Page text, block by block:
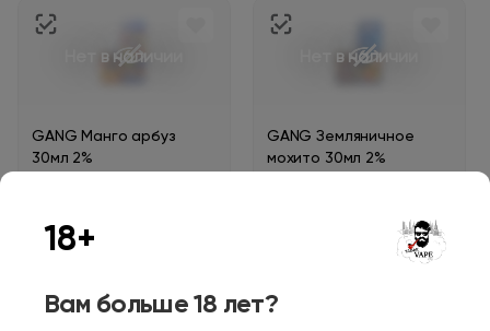
Нет в наличии
GANG Манго арбуз
30мл 2%
Нет в наличии
GANG Земляничное
мохито 30мл 2%
18+
Вам больше 18 лет?